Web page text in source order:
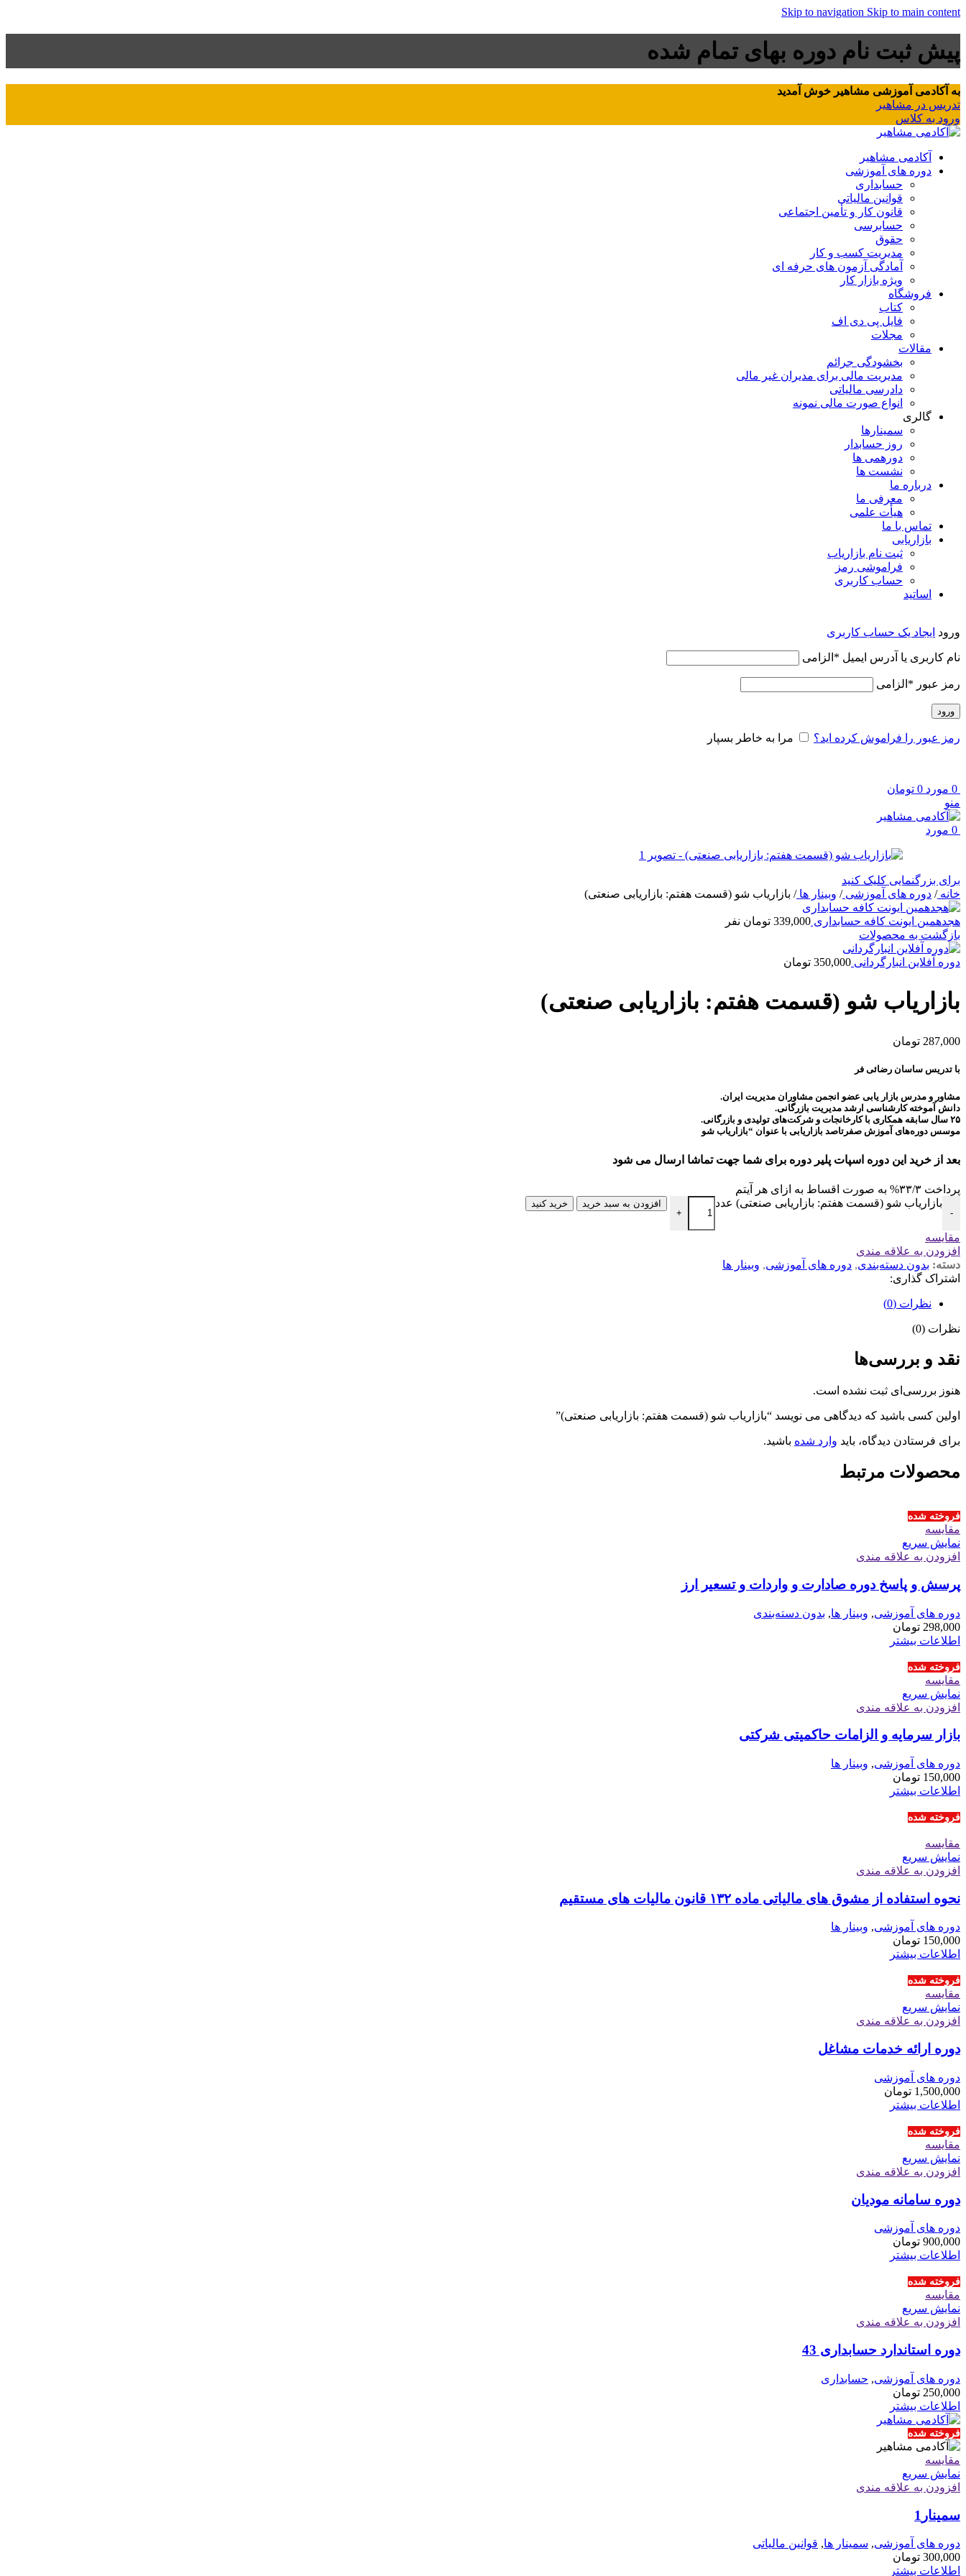
Skip to navigation Skip to main content
پیش ثبت نام دوره بهای تمام شده
به آکادمی آموزشی مشاهیر خوش آمدید
تدریس در مشاهیر
ورود به کلاس
آکادمی مشاهیر
دوره های آموزشی
حسابداری
قوانین مالیاتی
قانون کار و تأمین اجتماعی
حسابرسی
حقوق
مدیریت کسب و کار
آمادگی آزمون های حرفه ای
ویژه بازار کار
فروشگاه
کتاب
فایل پی دی اف
مجلات
مقالات
بخشودگی جرائم
مدیریت مالی برای مدیران غیر مالی
دادرسی مالیاتی
انواع صورت مالی نمونه
گالری
سمینارها
روز حسابدار
دورهمی ها
نشست ها
درباره ما
معرفی ما
هیأت علمی
تماس با ما
بازاریابی
ثبت نام بازاریاب
فراموشی رمز
حساب کاربری
اساتید
ورود ایجاد یک حساب کاربری
نام کاربری یا آدرس ایمیل * الزامی
رمز عبور * الزامی
ورود
رمز عبور را فراموش کرده اید؟ مرا به خاطر بسپار
0 مورد 0 تومان
منو
0 مورد
برای بزرگنمایی کلیک کنید
خانه/ دوره های آموزشی/ وبینار ها/ بازاریاب شو (قسمت هفتم: بازاریابی صنعتی)
هجدهمین ایونت کافه حسابداری 339,000 تومان نفر
بازگشت به محصولات
دوره آفلاین انبارگردانی 350,000 تومان
بازاریاب شو (قسمت هفتم: بازاریابی صنعتی)
287,000 تومان
با تدریس ساسان رضائی فر
مشاور و مدرس بازار یابی عضو انجمن مشاوران مدیریت ایران.
دانش آموخته کارشناسی ارشد مدیریت بازرگانی.
۲۵ سال سابقه همکاری با کارخانجات و شرکت‌های تولیدی و بازرگانی.
موسس دوره‌های آموزش صفرتاصد بازاریابی با عنوان “بازاریاب شو
بعد از خرید این دوره اسپات پلیر دوره برای شما جهت تماشا ارسال می شود
پرداخت ۳۳/۳% به صورت اقساط به ازای هر آیتم
-
بازاریاب شو (قسمت هفتم: بازاریابی صنعتی) عدد
+
افزودن به سبد خرید خرید کنید
مقايسه
افزودن به علاقه مندی
دسته: بدون دسته‌بندی, دوره های آموزشی, وبینار ها
اشتراک گذاری:
نظرات (0)
نظرات (0)
نقد و بررسی‌ها
هنوز بررسی‌ای ثبت نشده است.
اولین کسی باشید که دیدگاهی می نویسد “بازاریاب شو (قسمت هفتم: بازاریابی صنعتی)”
برای فرستادن دیدگاه، باید وارد شده باشید.
محصولات مرتبط
فروخته شده
مقايسه
نمایش سریع
افزودن به علاقه مندی
پرسش و پاسخ دوره صادارت و واردات و تسعیر ارز
دوره های آموزشی, وبینار ها, بدون دسته‌بندی
298,000 تومان
اطلاعات بیشتر
فروخته شده
مقايسه
نمایش سریع
افزودن به علاقه مندی
بازار سرمایه و الزامات حاکمیتی شرکتی
دوره های آموزشی, وبینار ها
150,000 تومان
اطلاعات بیشتر
فروخته شده
مقايسه
نمایش سریع
افزودن به علاقه مندی
نحوه استفاده از مشوق های مالیاتی ماده ۱۳۲ قانون مالیات های مستقیم
دوره های آموزشی, وبینار ها
150,000 تومان
اطلاعات بیشتر
فروخته شده
مقايسه
نمایش سریع
افزودن به علاقه مندی
دوره ارائه خدمات مشاغل
دوره های آموزشی
1,500,000 تومان
اطلاعات بیشتر
فروخته شده
مقايسه
نمایش سریع
افزودن به علاقه مندی
دوره سامانه مودیان
دوره های آموزشی
900,000 تومان
اطلاعات بیشتر
فروخته شده
مقايسه
نمایش سریع
افزودن به علاقه مندی
دوره استاندارد حسابداری 43
دوره های آموزشی, حسابداری
250,000 تومان
اطلاعات بیشتر
فروخته شده
مقايسه
نمایش سریع
افزودن به علاقه مندی
سمینار1
دوره های آموزشی, سمینار ها, قوانین مالیاتی
300,000 تومان
اطلاعات بیشتر